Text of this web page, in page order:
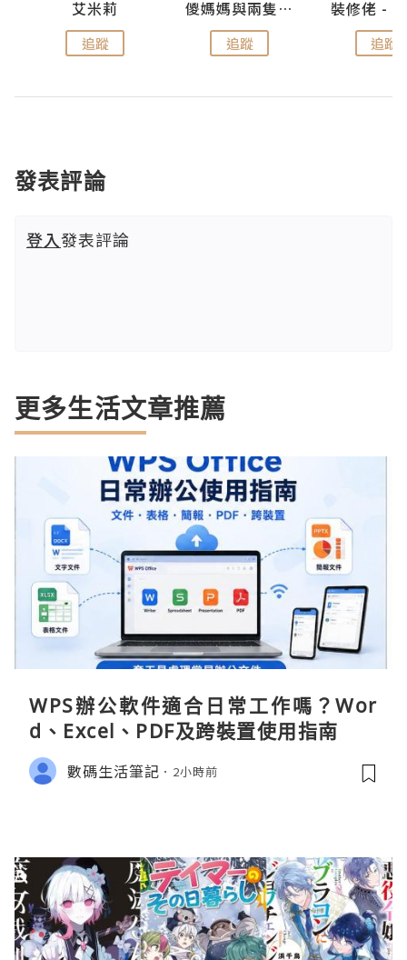
艾米莉
追蹤
儍媽媽與兩隻小魔怪之家
追蹤 追蹤
發表評論
登入發表評論
更多生活文章推薦
WPS辦公軟件適合日常工作嗎？Wor
d、Excel、PDF及跨裝置使用指南
數碼生活筆記 2小時前